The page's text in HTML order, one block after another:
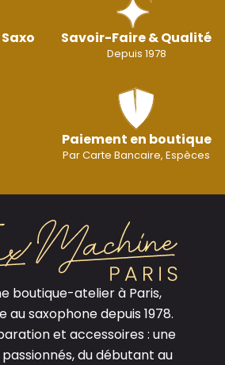
Savoir-Faire & Qualité
Depuis 1978
Paiement en boutique
Par Carte Bancaire, Espèces
boutique-atelier à Paris,
saxophone depuis 1978.
et accessoires : une
du débutant au